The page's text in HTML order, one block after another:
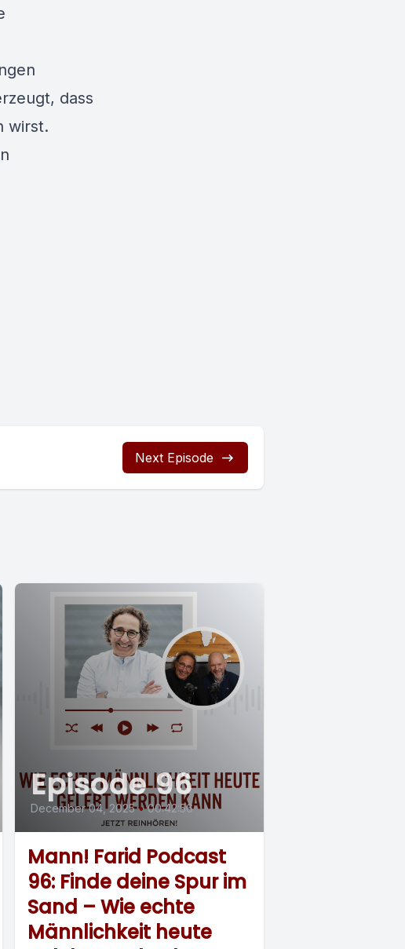
dass
wirst.
Next Episode
Episode 96
December 04, 2025 • 00:42:56
Mann! Farid Podcast
96: Finde deine Spur im
Sand – Wie echte
Männlichkeit heute